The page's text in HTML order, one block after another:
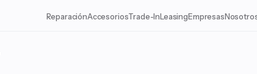
ReparaciónAccesoriosTrade-InLeasingEmpresas